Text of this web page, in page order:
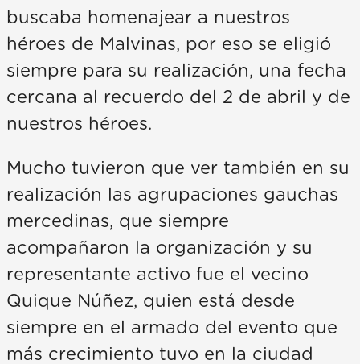
buscaba homenajear a nuestros
héroes de Malvinas, por eso se eligió
siempre para su realización, una fecha
cercana al recuerdo del 2 de abril y de
nuestros héroes.
Mucho tuvieron que ver también en su
realización las agrupaciones gauchas
mercedinas, que siempre
acompañaron la organización y su
representante activo fue el vecino
Quique Núñez, quien está desde
siempre en el armado del evento que
más crecimiento tuvo en la ciudad